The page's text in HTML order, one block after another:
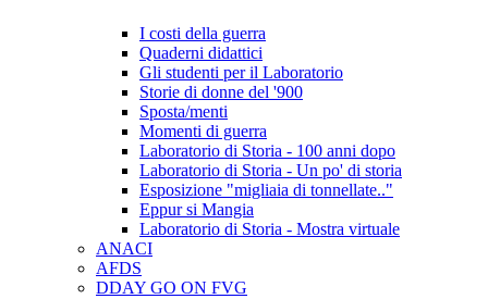
I costi della guerra
Quaderni didattici
Gli studenti per il Laboratorio
Storie di donne del '900
Sposta/menti
Momenti di guerra
Laboratorio di Storia - 100 anni dopo
Laboratorio di Storia - Un po' di storia
Esposizione "migliaia di tonnellate.."
Eppur si Mangia
Laboratorio di Storia - Mostra virtuale
ANACI
AFDS
DDAY GO ON FVG